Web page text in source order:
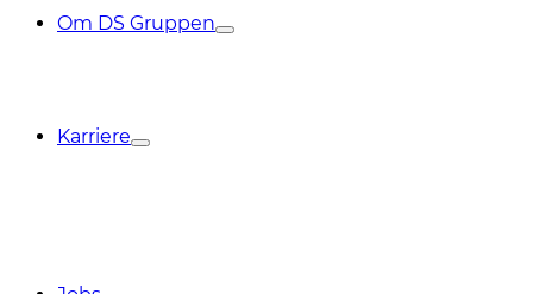
Om DS Gruppen
Karriere